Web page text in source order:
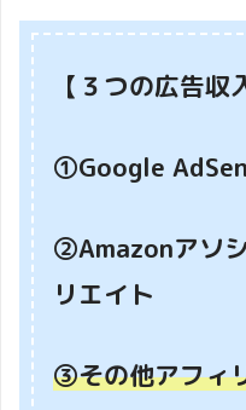
【３つの広告収
①Google
②Amazonアソ
リエイト
③その他アフィ